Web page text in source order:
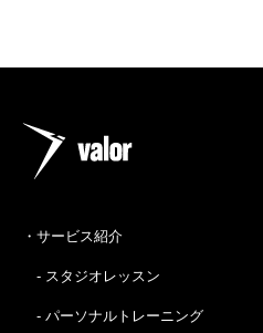
・サービス紹介
- スタジオレッスン
- パーソナルトレーニング